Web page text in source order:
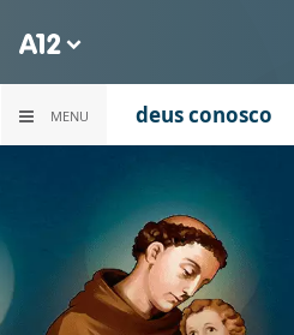
MENU deus conosco